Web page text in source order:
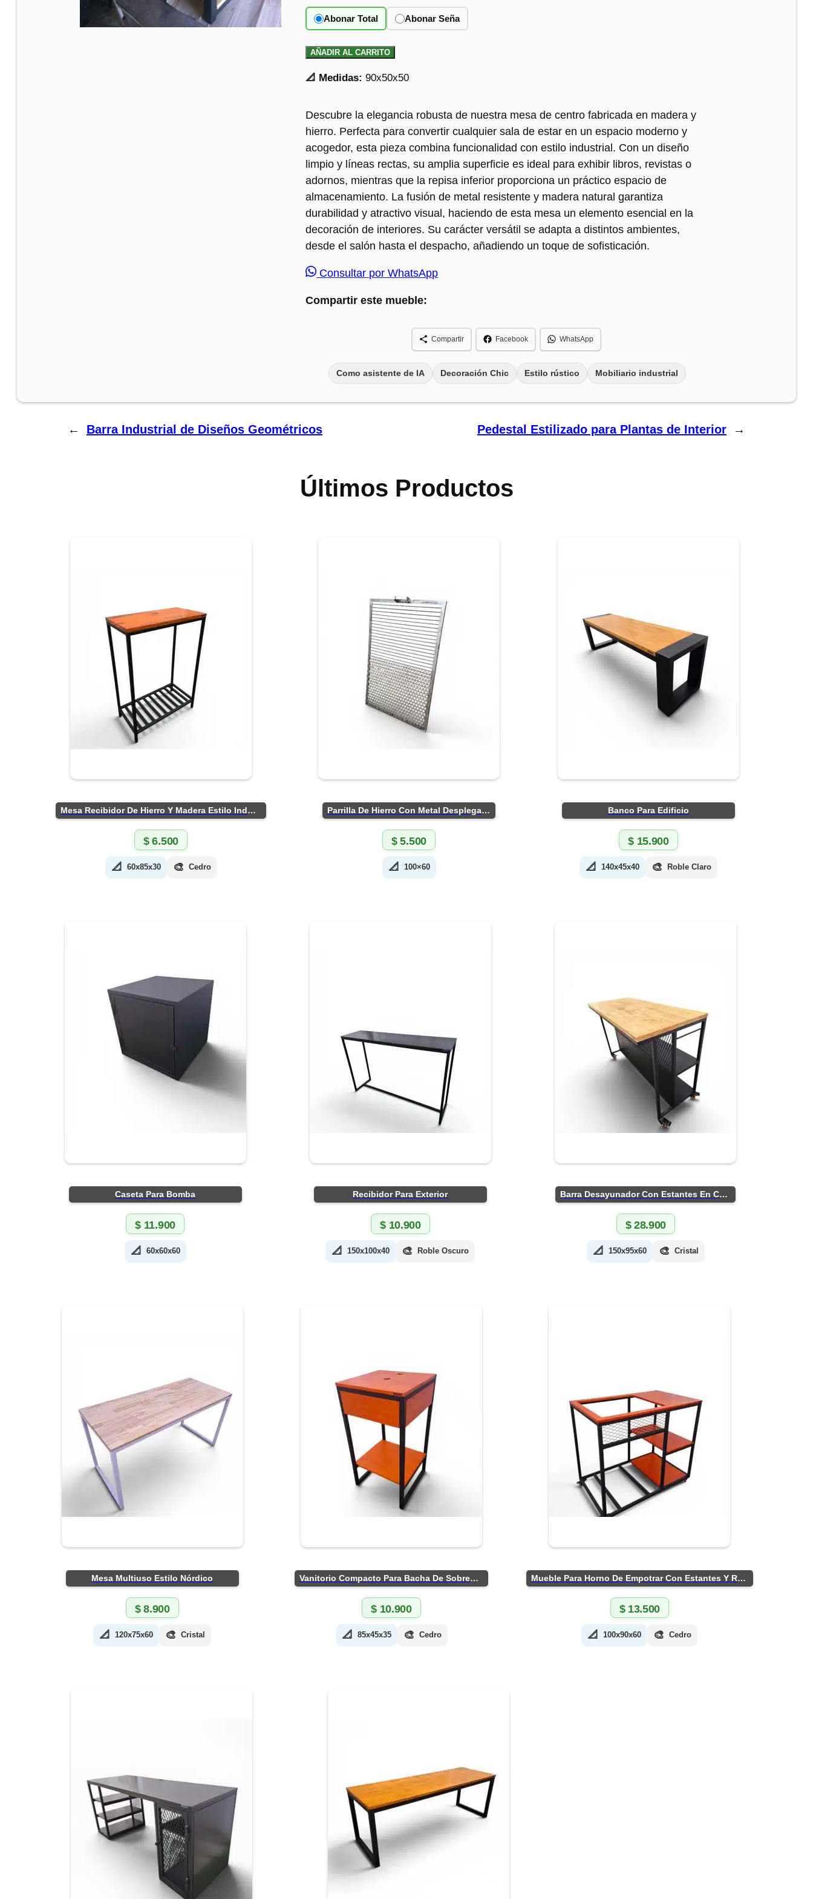
Abonar Total Abonar Seña
AÑADIR AL CARRITO
📐 Medidas: 90x50x50
Descubre la elegancia robusta de nuestra mesa de centro fabricada en madera y
hierro. Perfecta para convertir cualquier sala de estar en un espacio moderno y
acogedor, esta pieza combina funcionalidad con estilo industrial. Con un diseño
limpio y líneas rectas, su amplia superficie es ideal para exhibir libros, revistas o
adornos, mientras que la repisa inferior proporciona un práctico espacio de
almacenamiento. La fusión de metal resistente y madera natural garantiza
durabilidad y atractivo visual, haciendo de esta mesa un elemento esencial en la
decoración de interiores. Su carácter versátil se adapta a distintos ambientes,
desde el salón hasta el despacho, añadiendo un toque de sofisticación.
Consultar por WhatsApp
Compartir este mueble:
Compartir Facebook WhatsApp
Como asistente de IA Decoración Chic Estilo rústico Mobiliario industrial
← Barra Industrial de Diseños Geométricos Pedestal Estilizado para Plantas de Interior →
Últimos Productos
Mesa Recibidor De Hierro Y Madera Estilo Industrial
$6.500
📐 60x85x30 🎨 Cedro
Parrilla De Hierro Con Metal Desplegado
$5.500
📐 100×60
Banco Para Edificio
$15.900
📐 140x45x40 🎨 Roble Claro
Caseta Para Bomba
$ 11.900
📐 60x60x60
Recibidor Para Exterior
$10.900
📐 150x100x40 🎨 Roble Oscuro
Barra Desayunador Con Estantes En Chapa
$28.900
📐 150x95x60 🎨 Cristal
Mesa Multiuso Estilo Nórdico
$8.900
📐 120x75x60 🎨 Cristal
Vanitorio Compacto Para Bacha De Sobreponer
$10.900
📐 85x45x35 🎨 Cedro
Mueble Para Horno De Empotrar Con Estantes Y Ruedas
$13.500
📐 100x90x60 🎨 Cedro